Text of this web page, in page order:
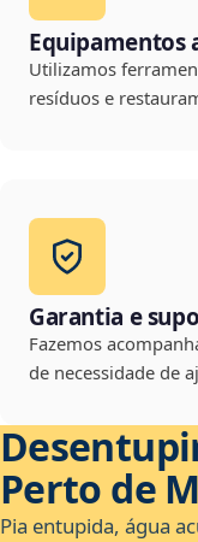
Equipamentos
Utilizamos
resíduos e
Garantia e
Fazemos
de necessidade de
Perto de
Pia entupida, água